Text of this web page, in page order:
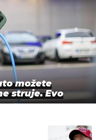
možete
struje. Evo